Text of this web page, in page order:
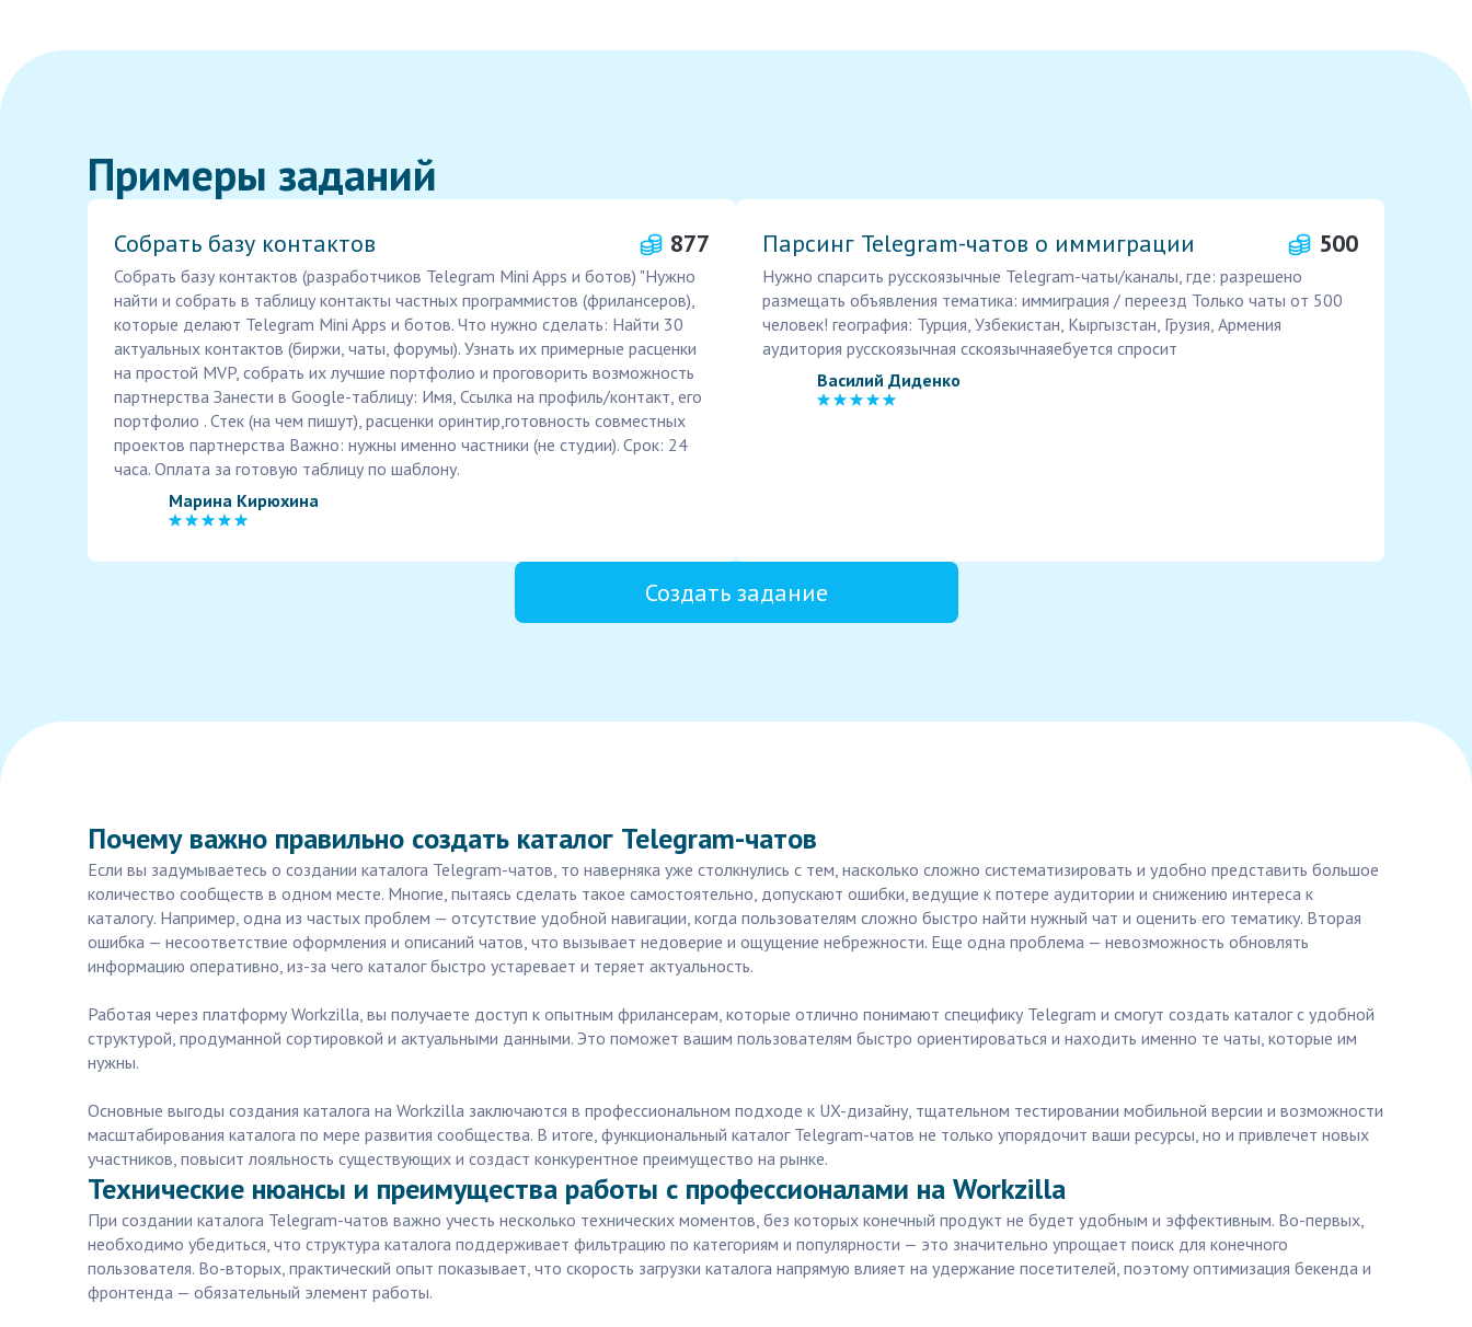
Примеры заданий
Собрать базу контактов 877
Собрать базу контактов (разработчиков Telegram Mini Apps и ботов) "Нужно
найти и собрать в таблицу контакты частных программистов (фрилансеров),
которые делают Telegram Mini Apps и ботов. Что нужно сделать: Найти 30
актуальных контактов (биржи, чаты, форумы). Узнать их примерные расценки
на простой MVP, собрать их лучшие портфолио и проговорить возможность
партнерства Занести в Google-таблицу: Имя, Ссылка на профиль/контакт, его
портфолио . Стек (на чем пишут), расценки оринтир,готовность совместных
проектов партнерства Важно: нужны именно частники (не студии). Срок: 24
часа. Оплата за готовую таблицу по шаблону.
Марина Кирюхина
Парсинг Telegram-чатов о иммиграции 500
Нужно спарсить русскоязычные Telegram-чаты/каналы, где: разрешено
размещать объявления тематика: иммиграция / переезд Только чаты от 500
человек! география: Турция, Узбекистан, Кыргызстан, Грузия, Армения
аудитория русскоязычная сскоязычнаяебуется спросит
Василий Диденко
Создать задание
Почему важно правильно создать каталог Telegram-чатов
Если вы задумываетесь о создании каталога Telegram-чатов, то наверняка уже столкнулись с тем, насколько сложно систематизировать и удобно представить большое
количество сообществ в одном месте. Многие, пытаясь сделать такое самостоятельно, допускают ошибки, ведущие к потере аудитории и снижению интереса к
каталогу. Например, одна из частых проблем — отсутствие удобной навигации, когда пользователям сложно быстро найти нужный чат и оценить его тематику. Вторая
ошибка — несоответствие оформления и описаний чатов, что вызывает недоверие и ощущение небрежности. Еще одна проблема — невозможность обновлять
информацию оперативно, из-за чего каталог быстро устаревает и теряет актуальность.
Работая через платформу Workzilla, вы получаете доступ к опытным фрилансерам, которые отлично понимают специфику Telegram и смогут создать каталог с удобной
структурой, продуманной сортировкой и актуальными данными. Это поможет вашим пользователям быстро ориентироваться и находить именно те чаты, которые им
нужны.
Основные выгоды создания каталога на Workzilla заключаются в профессиональном подходе к UX-дизайну, тщательном тестировании мобильной версии и возможности
масштабирования каталога по мере развития сообщества. В итоге, функциональный каталог Telegram-чатов не только упорядочит ваши ресурсы, но и привлечет новых
участников, повысит лояльность существующих и создаст конкурентное преимущество на рынке.
Технические нюансы и преимущества работы с профессионалами на Workzilla
При создании каталога Telegram-чатов важно учесть несколько технических моментов, без которых конечный продукт не будет удобным и эффективным. Во-первых,
необходимо убедиться, что структура каталога поддерживает фильтрацию по категориям и популярности — это значительно упрощает поиск для конечного
пользователя. Во-вторых, практический опыт показывает, что скорость загрузки каталога напрямую влияет на удержание посетителей, поэтому оптимизация бекенда и
фронтенда — обязательный элемент работы.